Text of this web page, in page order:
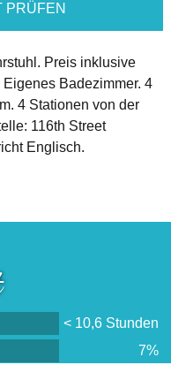
PRÜFEN
Preis inklusive
Badezimmer. 4
4 Stationen von der
116th Street
Englisch.
< 10,6 Stunden
7%